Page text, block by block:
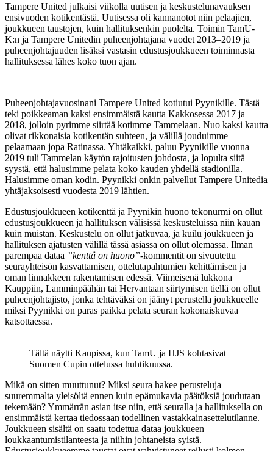
Tampere United julkaisi viikolla uutisen ja keskustelunavauksen
ensivuoden kotikentästä. Uutisessa oli kannanotot niin pelaajien,
joukkueen taustojen, kuin hallituksenkin puolelta. Toimin TamU-
K:n ja Tampere Unitedin puheenjohtajana vuodet 2013–2019 ja
puheenjohtajuuden lisäksi vastasin edustusjoukkueen toiminnasta
hallituksessa lähes koko tuon ajan.
Puheenjohtajavuosinani Tampere United kotiutui Pyynikille. Tästä
teki poikkeaman kaksi ensimmäistä kautta Kakkosessa 2017 ja
2018, jolloin pyrimme siirtää kotimme Tammelaan. Nuo kaksi kautta
olivat rikkonaisia kotikentän suhteen, ja välillä jouduimme
pelaamaan jopa Ratinassa. Yhtäkaikki, paluu Pyynikille vuonna
2019 tuli Tammelan käytön rajoitusten johdosta, ja lopulta siitä
syystä, että halusimme pelata koko kauden yhdellä stadionilla.
Halusimme oman kodin. Pyynikki onkin palvellut Tampere Unitedia
yhtäjaksoisesti vuodesta 2019 lähtien.
Edustusjoukkueen kotikenttä ja Pyynikin huono tekonurmi on ollut
edustusjoukkueen ja hallituksen välisissä keskusteluissa niin kauan
kuin muistan. Keskustelu on ollut jatkuvaa, ja kuilu joukkueen ja
hallituksen ajatusten välillä tässä asiassa on ollut olemassa. Ilman
parempaa dataa ”kenttä on huono”-kommentit on sivuutettu
seurayhteisön kasvattamisen, ottelutapahtumien kehittämisen ja
oman linnakkeen rakentamisen edessä. Viimeisenä lukkona
Kauppiin, Lamminpäähän tai Hervantaan siirtymisen tiellä on ollut
puheenjohtajisto, jonka tehtäväksi on jäänyt perustella joukkueelle
miksi Pyynikki on paras paikka pelata seuran kokonaiskuvaa
katsottaessa.
Tältä näytti Kaupissa, kun TamU ja HJS kohtasivat
Suomen Cupin ottelussa huhtikuussa.
Mikä on sitten muuttunut? Miksi seura hakee perusteluja
suuremmalta yleisöltä ennen kuin epämukavia päätöksiä joudutaan
tekemään? Ymmärrän asian itse niin, että seuralla ja hallituksella on
ensimmäistä kertaa tiedossaan todellinen vastakkainasettelutilanne.
Joukkueen sisältä on saatu todettua dataa joukkueen
loukkaantumistilanteesta ja niihin johtaneista syistä.